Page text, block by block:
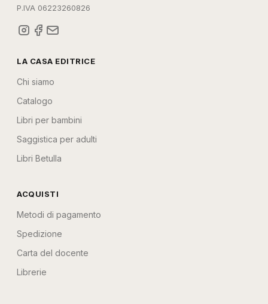
P.IVA 06223260826
LA CASA EDITRICE
Chi siamo
Catalogo
Libri per bambini
Saggistica per adulti
Libri Betulla
ACQUISTI
Metodi di pagamento
Spedizione
Carta del docente
Librerie